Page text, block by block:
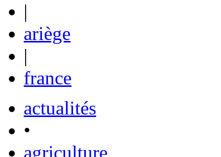
|
ariège
|
france
actualités
•
agriculture